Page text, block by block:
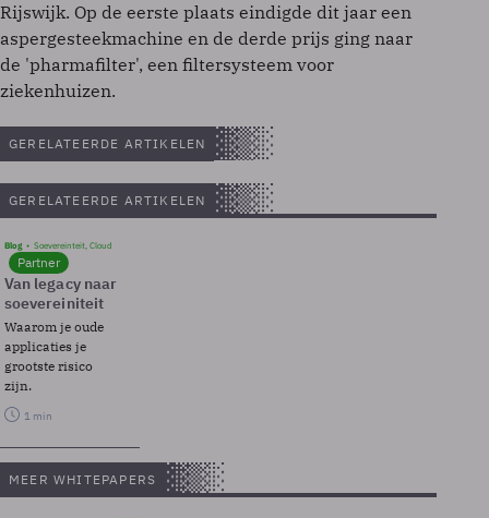
Rijswijk. Op de eerste plaats eindigde dit jaar een
aspergesteekmachine en de derde prijs ging naar
de 'pharmafilter', een filtersysteem voor
ziekenhuizen.
GERELATEERDE ARTIKELEN
GERELATEERDE ARTIKELEN
Blog Soevereinteit, Cloud
Partner
Van legacy naar
soevereiniteit
Waarom je oude
applicaties je
grootste risico
zijn.
1 min
MEER WHITEPAPERS